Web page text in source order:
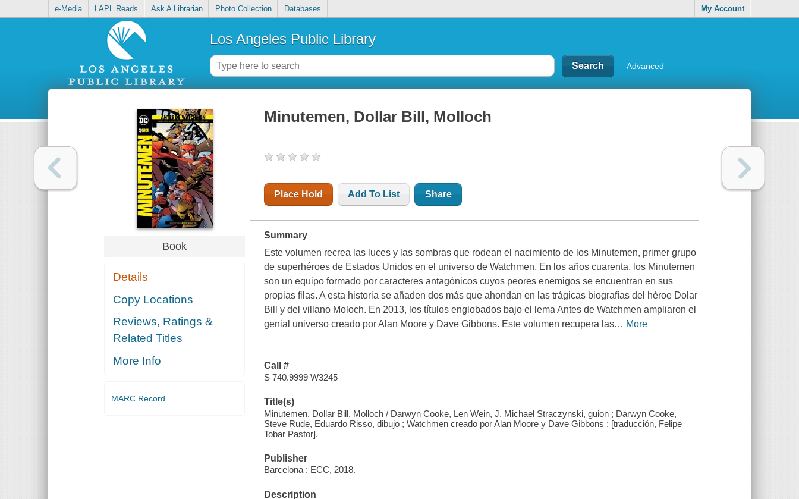
e-Media LAPL Reads Ask A Librarian Photo Collection Databases My Account
Los Angeles Public Library
Advanced
Book
Details
Copy Locations
Reviews, Ratings &
Related Titles
More Info
MARC Record
Minutemen, Dollar Bill, Molloch
Place Hold Add To List Share
Summary
Este volumen recrea las luces y las sombras que rodean el nacimiento de los Minutemen, primer grupo
de superhéroes de Estados Unidos en el universo de Watchmen. En los años cuarenta, los Minutemen
son un equipo formado por caracteres antagónicos cuyos peores enemigos se encuentran en sus
propias filas. A esta historia se añaden dos más que ahondan en las trágicas biografías del héroe Dolar
Bill y del villano Moloch. En 2013, los títulos englobados bajo el lema Antes de Watchmen ampliaron el
genial universo creado por Alan Moore y Dave Gibbons. Este volumen recupera las… More
Call #
S 740.9999 W3245
Title(s)
Minutemen, Dollar Bill, Molloch / Darwyn Cooke, Len Wein, J. Michael Straczynski, guion ; Darwyn Cooke,
Steve Rude, Eduardo Risso, dibujo ; Watchmen creado por Alan Moore y Dave Gibbons ; [traducción, Felipe
Tobar Pastor].
Publisher
Barcelona : ECC, 2018.
Description